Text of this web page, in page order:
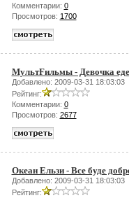
Комментарии: 0
Просмотров: 1700
МультFильмы - Девочка
Добавлено: 2009-03-31 18:03:03
Рейтинг:
Комментарии: 0
Просмотров: 2677
Океан Ельзи - Все буде
Добавлено: 2009-03-31 18:03:03
Рейтинг: